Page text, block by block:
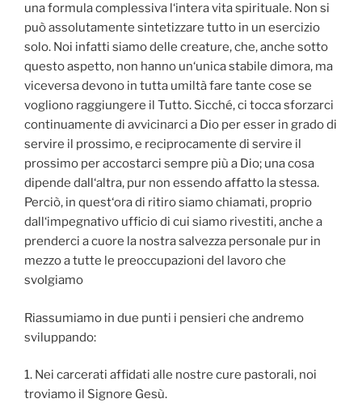
una formula complessiva l‘intera vita spirituale. Non si
può assolutamente sintetizzare tutto in un esercizio
solo. Noi infatti siamo delle creature, che, anche sotto
questo aspetto, non hanno un‘unica stabile dimora, ma
viceversa devono in tutta umiltà fare tante cose se
vogliono raggiungere il Tutto. Sicché, ci tocca sforzarci
continuamente di avvicinarci a Dio per esser in grado di
servire il prossimo, e reciprocamente di servire il
prossimo per accostarci sempre più a Dio; una cosa
dipende dall‘altra, pur non essendo affatto la stessa.
Perciò, in quest‘ora di ritiro siamo chiamati, proprio
dall‘impegnativo ufficio di cui siamo rivestiti, anche a
prenderci a cuore la nostra salvezza personale pur in
mezzo a tutte le preoccupazioni del lavoro che
svolgiamo
Riassumiamo in due punti i pensieri che andremo
sviluppando:
1. Nei carcerati affidati alle nostre cure pastorali, noi
troviamo il Signore Gesù.